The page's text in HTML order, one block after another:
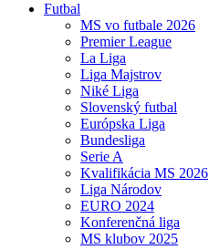
Futbal
MS vo futbale 2026
Premier League
La Liga
Liga Majstrov
Niké Liga
Slovenský futbal
Európska Liga
Bundesliga
Serie A
Kvalifikácia MS 2026
Liga Národov
EURO 2024
Konferenčná liga
MS klubov 2025